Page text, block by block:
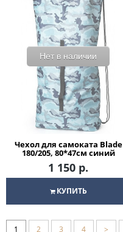
Нет в наличии
Чехол для самоката Blade
180/205, 80*47см синий
1 150 р.
КУПИТЬ
1 2 3 4 >